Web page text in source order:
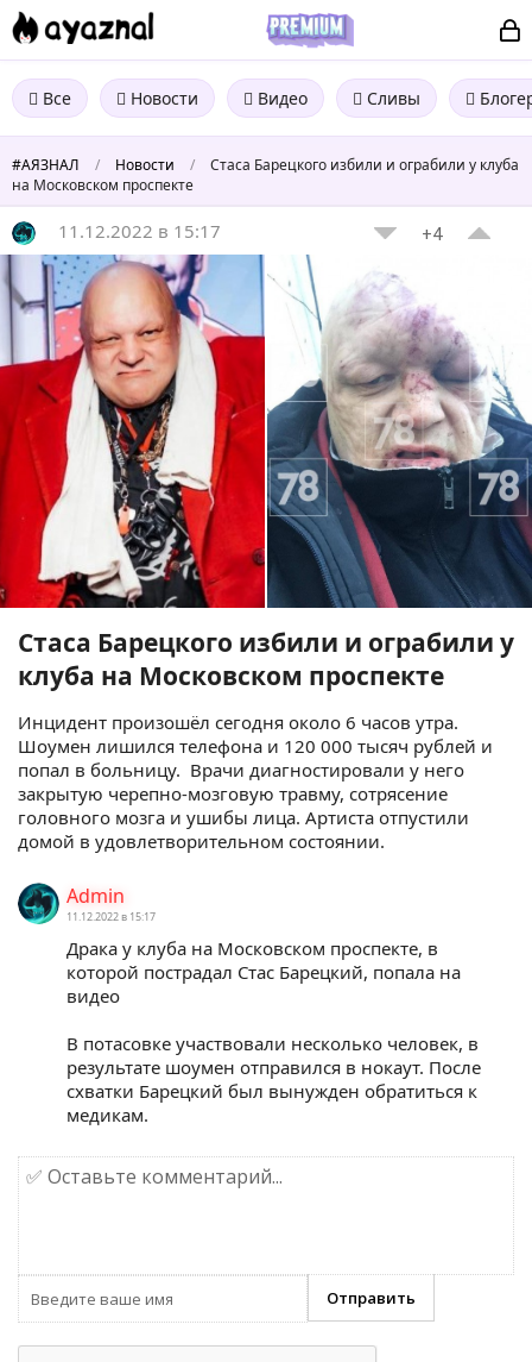
Все Новости Видео Сливы
#АЯЗНАЛ / Новости /
Стаса Барецкого избили и ограбили у клуба
на Московском проспекте
11.12.2022 в 15:17 +4
Стаса Барецкого избили и ограбили у
клуба на Московском проспекте
Инцидент произошёл сегодня около 6 часов утра.
Шоумен лишился телефона и 120 000 тысяч рублей и
попал в больницу. Врачи диагностировали у него
закрытую черепно-мозговую травму, сотрясение
головного мозга и ушибы лица. Артиста отпустили
домой в удовлетворительном состоянии.
Admin
11.12.2022 в 15:17
Драка у клуба на Московском проспекте, в
которой пострадал Стас Барецкий, попала на
видео
В потасовке участвовали несколько человек, в
результате шоумен отправился в нокаут. После
схватки Барецкий был вынужден обратиться к
медикам.